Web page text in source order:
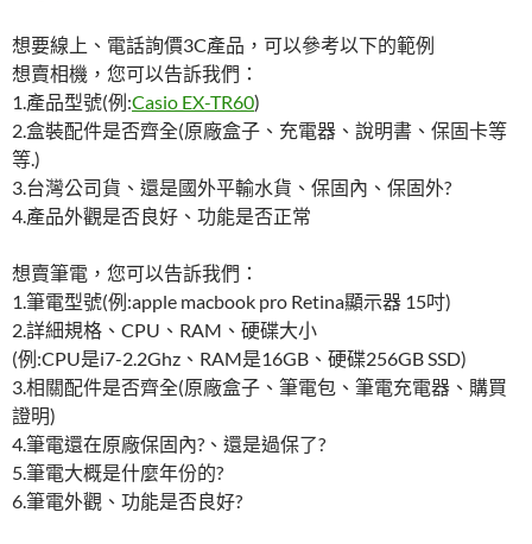
想要線上、電話詢價3C產品，可以參考以下的範例
想賣相機，您可以告訴我們：
1.產品型號(例:Casio EX-TR60)
2.盒裝配件是否齊全(原廠盒子、充電器、說明書、保固卡等
等.)
3.台灣公司貨、還是國外平輸水貨、保固內、保固外?
4.產品外觀是否良好、功能是否正常
想賣筆電，您可以告訴我們：
1.筆電型號(例:apple macbook pro Retina顯示器 15吋)
2.詳細規格、CPU、RAM、硬碟大小
(例:CPU是i7-2.2Ghz、RAM是16GB、硬碟256GB SSD)
3.相關配件是否齊全(原廠盒子、筆電包、筆電充電器、購買
證明)
4.筆電還在原廠保固內?、還是過保了?
5.筆電大概是什麼年份的?
6.筆電外觀、功能是否良好?